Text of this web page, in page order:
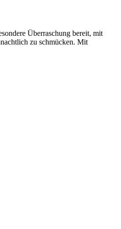
Überraschung bereit, mit
zu schmücken. Mit